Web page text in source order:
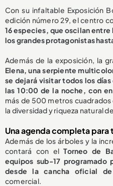
Con su infaltable Exposición
edición número 29, el centro
16 especies, que oscilan entre
los grandes protagonistas
Además de la exposición, la
Elena, una serpiente
se dejará visitar todos los
las 10:00 de la noche, con
más de 500 metros
la diversidad y riqueza natural
Una agenda completa para
Además de los árboles y la
contará con elTorneo de
equipos sub-17
desde la cancha oficial de
comercial.